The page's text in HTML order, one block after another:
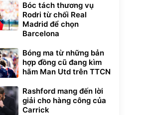
Bóc tách thương vụ
Rodri từ chối Real
Madrid để chọn
Barcelona
Bóng ma từ những bản
hợp đồng cũ đang kìm
hãm Man Utd trên TTCN
Rashford mang đến lời
giải cho hàng công của
Carrick